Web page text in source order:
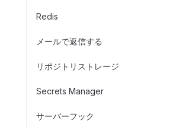
Redis
メールで返信する
リポジトリストレージ
Secrets Manager
サーバーフック